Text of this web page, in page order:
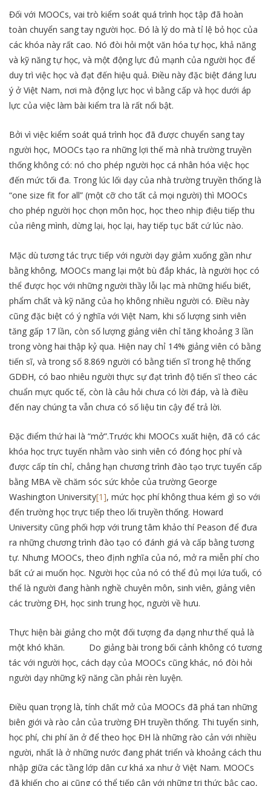
Đối với MOOCs, vai trò kiểm soát quá trình học tập đã hoàn
toàn chuyển sang tay người học. Đó là lý do mà tỉ lệ bỏ học của
các khóa này rất cao. Nó đòi hỏi một văn hóa tự học, khả năng
và kỹ năng tự học, và một động lực đủ mạnh của người học để
duy trì việc học và đạt đến hiệu quả. Điều này đặc biệt đáng lưu
ý ở Việt Nam, nơi mà động lực học vì bằng cấp và học dưới áp
lực của việc làm bài kiểm tra là rất nổi bật.
Bởi vì việc kiểm soát quá trình học đã được chuyển sang tay
người học, MOOCs tạo ra những lợi thế mà nhà trường truyền
thống không có: nó cho phép người học cá nhân hóa việc học
đến mức tối đa. Trong lúc lối dạy của nhà trường truyền thống là
“one size fit for all” (một cỡ cho tất cả mọi người) thì MOOCs
cho phép người học chọn môn học, học theo nhịp điệu tiếp thu
của riêng mình, dừng lại, học lại, hay tiếp tục bất cứ lúc nào.
Mặc dù tương tác trực tiếp với người dạy giảm xuống gần như
bằng không, MOOCs mang lại một bù đắp khác, là người học có
thể được học với những người thầy lỗi lạc mà những hiểu biết,
phẩm chất và kỹ năng của họ không nhiều người có. Điều này
cũng đặc biệt có ý nghĩa với Việt Nam, khi số lượng sinh viên
tăng gấp 17 lần, còn số lượng giảng viên chỉ tăng khoảng 3 lần
trong vòng hai thập kỷ qua. Hiện nay chỉ 14% giảng viên có bằng
tiến sĩ, và trong số 8.869 người có bằng tiến sĩ trong hệ thống
GDĐH, có bao nhiêu người thực sự đạt trình độ tiến sĩ theo các
chuẩn mực quốc tế, còn là câu hỏi chưa có lời đáp, và là điều
đến nay chúng ta vẫn chưa có số liệu tin cậy để trả lời.
Đặc điểm thứ hai là “mở”.Trước khi MOOCs xuất hiện, đã có các
khóa học trực tuyến nhằm vào sinh viên có đóng học phí và
được cấp tín chỉ, chẳng hạn chương trình đào tạo trực tuyến cấp
bằng MBA về chăm sóc sức khỏe của trường George
Washington University[1], mức học phí không thua kém gì so với
đến trường học trực tiếp theo lối truyền thống. Howard
University cũng phối hợp với trung tâm khảo thí Peason để đưa
ra những chương trình đào tạo có đánh giá và cấp bằng tương
tự. Nhưng MOOCs, theo định nghĩa của nó, mở ra miễn phí cho
bất cứ ai muốn học. Người học của nó có thể đủ mọi lứa tuổi, có
thể là người đang hành nghề chuyên môn, sinh viên, giảng viên
các trường ĐH, học sinh trung học, người về hưu.
Thực hiện bài giảng cho một đối tượng đa dạng như thế quả là
một khó khăn. Do giảng bài trong bối cảnh không có tương
tác với người học, cách dạy của MOOCs cũng khác, nó đòi hỏi
người dạy những kỹ năng cần phải rèn luyện.
Điều quan trọng là, tính chất mở của MOOCs đã phá tan những
biên giới và rào cản của trường ĐH truyền thống. Thi tuyển sinh,
học phí, chi phí ăn ở để theo học ĐH là những rào cản với nhiều
người, nhất là ở những nước đang phát triển và khoảng cách thu
nhập giữa các tầng lớp dân cư khá xa như ở Việt Nam. MOOCs
đã khiến cho ai cũng có thể tiếp cận với những tri thức bậc cao,